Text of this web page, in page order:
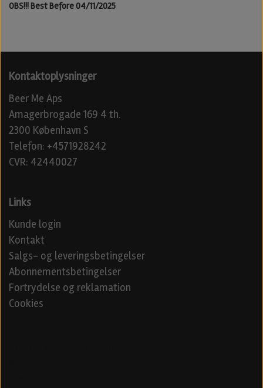
OBS!!! Best Before 04/11/2025
Kontaktoplysninger
Beer Me Aps
Amagerbrogade 169 4 th.
2300 København S
Telefon: +4571928242
CVR: 42440027
Links
Kunde login
Kontakt
Salgs- og leveringsbetingelser
Abonnementsbetingelser
Fortrydelse og reklamation
Cookies